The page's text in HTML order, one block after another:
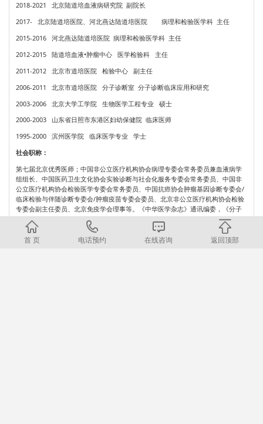
2018-2021 北京陆道培血液病研究院 副院长
2017- 北京陆道培医院、河北燕达陆道培医院 病理和检验医学科 主任
2015-2016 河北燕达陆道培医院 病理和检验医学科 主任
2012-2015 陆道培血液•肿瘤中心 医学检验科 主任
2011-2012 北京市道培医院 检验中心 副主任
2006-2011 北京市道培医院 分子诊断室 分子诊断临床应用和研究
2003-2006 北京大学工学院 生物医学工程专业 硕士
2000-2003 山东省日照市东港区妇幼保健院 临床医师
1995-2000 滨州医学院 临床医学专业 学士
社会职称：
第七届北京优秀医师；中国非公立医疗机构协会病理专委会常务委员兼血液病学
组组长、中国医药卫生文化协会实验诊断与社会化服务专委会常务委员、中国非
公立医疗机构协会检验医学专委会常务委员、中国抗癌协会肿瘤基因诊断专委会/
临床检验与伴随诊断专委会/肿瘤疫苗专委会委员、北京非公立医疗机构协会检验
专委会副主任委员、北京免疫学会理事等。《中华医学杂志》通讯编委，《分子
诊断与治疗杂志》、《白血病•淋巴瘤》和International Journal of Medical
Reviews杂志编委。
首 页 电话预约 在线咨询 返回顶部